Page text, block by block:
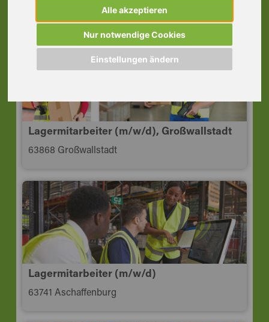
Alle akzeptieren
Nur notwendige Cookies
Einstellungen ändern
63739 Aschaffenburg
Lagermitarbeiter (m/w/d), Großwallstadt
63868 Großwallstadt
Lagermitarbeiter (m/w/d)
63741 Aschaffenburg